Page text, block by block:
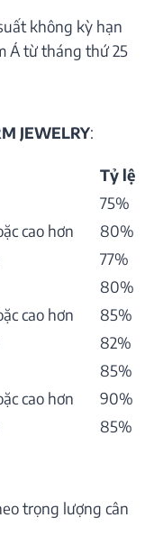
không kỳ hạn
Á từ tháng thứ 25
JEWELRY:
Tỷ lệ
75%
cao hơn
80%
77%
80%
cao hơn
85%
82%
85%
cao hơn
90%
85%
trọng lượng cân